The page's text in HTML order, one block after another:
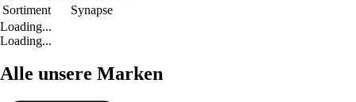
Sortiment
Synapse
Loading...
Loading...
Alle unsere Marken